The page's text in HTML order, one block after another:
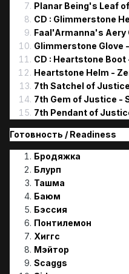
Planar Being's Leaf
CD : Glimmerstone
Faal'Armanna's Aery
Glimmerstone Glove
CD : Heartstone Boot
Heartstone Helm -
7th Satchel of
7th Gem of Justice -
7th Pendant of
Готовность / Readiness
Бродяжка
Блурп
Ташма
Баюм
Бэссия
Понтилемон
Хиггс
Мэйтор
Scaggs